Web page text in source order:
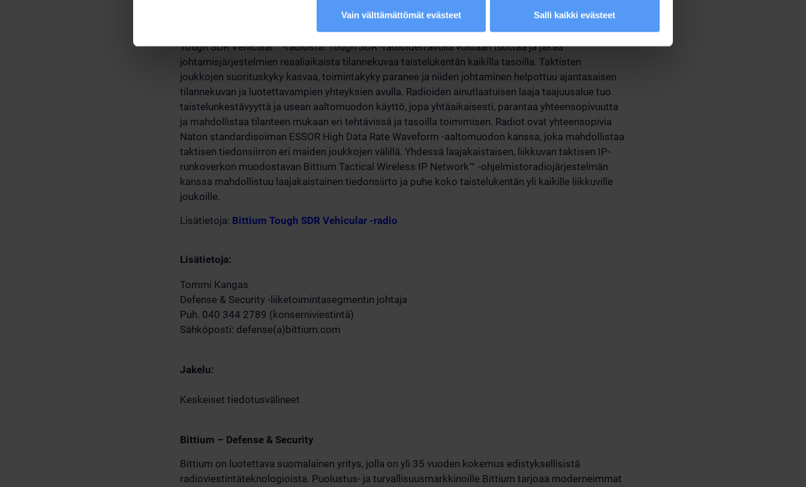
Vain välttämättömät evästeet Salli kaikki evästeet
Taktisten Bittium Tough SDR -radioiden tuoteperhe koostuu yksittäisten taistelijoiden käyttöön
tarkoitetusta Bittium Tough SDR Handheld™ -radiosta ja ajoneuvoihin asennettavasta Bittium
Tough SDR Vehicular™ -radiosta. Tough SDR -radioiden avulla voidaan tuottaa ja jakaa
johtamisjärjestelmien reaaliaikaista tilannekuvaa taistelukentän kaikilla tasoilla. Taktisten
joukkojen suorituskyky kasvaa, toimintakyky paranee ja niiden johtaminen helpottuu ajantasaisen
tilannekuvan ja luotettavampien yhteyksien avulla. Radioiden ainutlaatuisen laaja taajuusalue tuo
taistelunkestävyyttä ja usean aaltomuodon käyttö, jopa yhtäaikaisesti, parantaa yhteensopivuutta
ja mahdollistaa tilanteen mukaan eri tehtävissä ja tasoilla toimimisen. Radiot ovat yhteensopivia
Naton standardisoiman ESSOR High Data Rate Waveform -aaltomuodon kanssa, joka mahdollistaa
taktisen tiedonsiirron eri maiden joukkojen välillä. Yhdessä laajakaistaisen, liikkuvan taktisen IP-
runkoverkon muodostavan Bittium Tactical Wireless IP Network™ -ohjelmistoradiojärjestelmän
kanssa mahdollistuu laajakaistainen tiedonsiirto ja puhe koko taistelukentän yli kaikille liikkuville
joukoille.
Lisätietoja: Bittium Tough SDR Vehicular -radio
Lisätietoja:
Tommi Kangas
Defense & Security -liiketoimintasegmentin johtaja
Puh. 040 344 2789 (konserniviestintä)
Sähköposti: defense(a)bittium.com
Jakelu:
Keskeiset tiedotusvälineet
Bittium – Defense & Security
Bittium on luotettava suomalainen yritys, jolla on yli 35 vuoden kokemus edistyksellisistä
radioviestintäteknologioista. Puolustus- ja turvallisuusmarkkinoille Bittium tarjoaa moderneimmat